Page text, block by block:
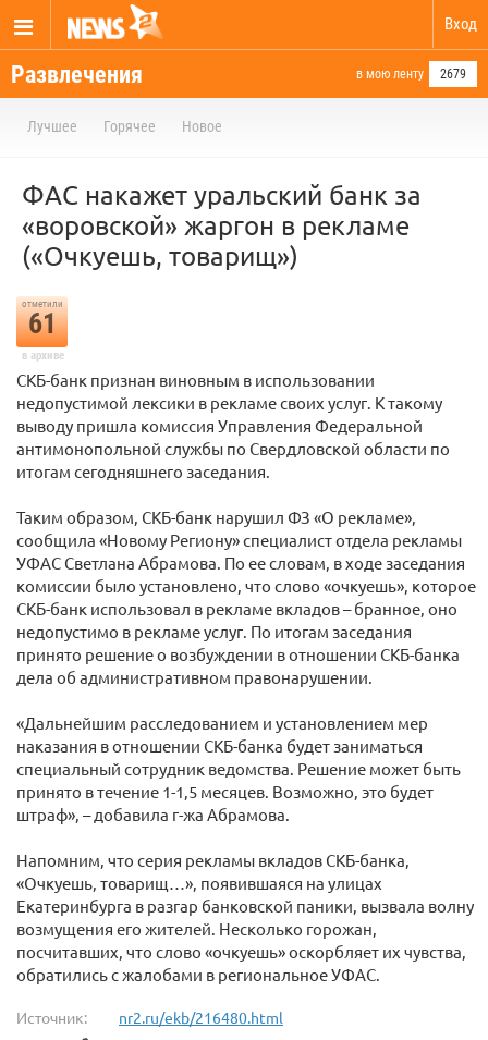
Вход
Развлечения в мою ленту 2679
Лучшее Горячее Новое
ФАС накажет уральский банк за
«воровской» жаргон в рекламе
(«Очкуешь, товарищ»)
отметили
61
в архиве
СКБ-банк признан виновным в использовании
недопустимой лексики в рекламе своих услуг. К такому
выводу пришла комиссия Управления Федеральной
антимонопольной службы по Свердловской области по
итогам сегодняшнего заседания.
Таким образом, СКБ-банк нарушил ФЗ «О рекламе»,
сообщила «Новому Региону» специалист отдела рекламы
УФАС Светлана Абрамова. По ее словам, в ходе заседания
комиссии было установлено, что слово «очкуешь», которое
СКБ-банк использовал в рекламе вкладов – бранное, оно
недопустимо в рекламе услуг. По итогам заседания
принято решение о возбуждении в отношении СКБ-банка
дела об административном правонарушении.
«Дальнейшим расследованием и установлением мер
наказания в отношении СКБ-банка будет заниматься
специальный сотрудник ведомства. Решение может быть
принято в течение 1-1,5 месяцев. Возможно, это будет
штраф», – добавила г-жа Абрамова.
Напомним, что серия рекламы вкладов СКБ-банка,
«Очкуешь, товарищ…», появившаяся на улицах
Екатеринбурга в разгар банковской паники, вызвала волну
возмущения его жителей. Несколько горожан,
посчитавших, что слово «очкуешь» оскорбляет их чувства,
обратились с жалобами в региональное УФАС.
Источник: nr2.ru/ekb/216480.html